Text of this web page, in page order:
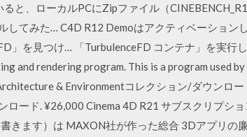
と、ローカルPCにZipファイル（
してみた… C4D R12 Demoはアクティベーション
」を見つけ… 「TurbulenceFD コンテナ」を実行
and rendering program. This is a program used
& Environmentコレクション/ダウンロ
ロード. ¥26,000 Cinema 4D R21 サブスクリプシ
きます）は MAXON社が作った総合 3Dアプリの